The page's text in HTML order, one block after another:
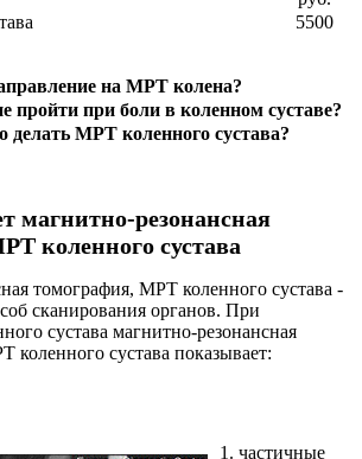
5500
на МРТ колена?
пройти при боли в коленном суставе?
делать МРТ коленного сустава?
магнитно-резонансная
коленного сустава
томография, МРТ коленного сустава -
сканирования органов. При
сустава магнитно-резонансная
коленного сустава показывает:
1. частичные